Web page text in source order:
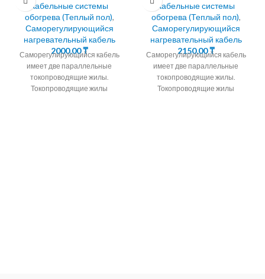
Кабельные системы
обогрева (Теплый пол),
Саморегулирующийся
нагревательный кабель
2000,00₸
Саморегулирующийся кабель
имеет две параллельные
токопроводящие жилы.
Токопроводящие жилы
Кабельные системы
обогрева (Теплый пол),
Саморегулирующийся
нагревательный кабель
2150,00₸
Саморегулирующийся кабель
имеет две параллельные
токопроводящие жилы.
Токопроводящие жилы